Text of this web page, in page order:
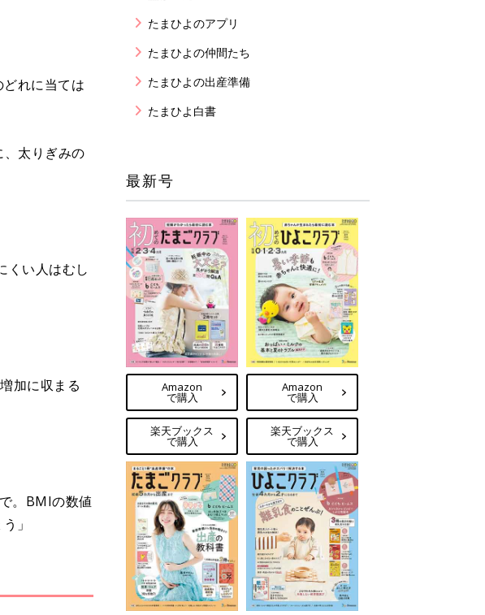
れに当ては
太りぎみの
くい人はむし
加に収まる
。BMIの数値
」
たまひよのアプリ
たまひよの仲間たち
たまひよの出産準備
たまひよ白書
最新号
Amazon
で購入
楽天ブックス
で購入
Amazon
で購入
楽天ブックス
で購入